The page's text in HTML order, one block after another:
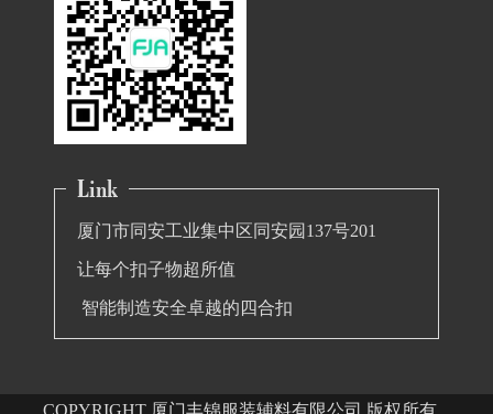
厦门市同安工业集中区同安园137号201
让每个扣子物超所值
智能制造安全卓越的四合扣
COPYRIGHT 厦门丰锦服装辅料有限公司 版权所有